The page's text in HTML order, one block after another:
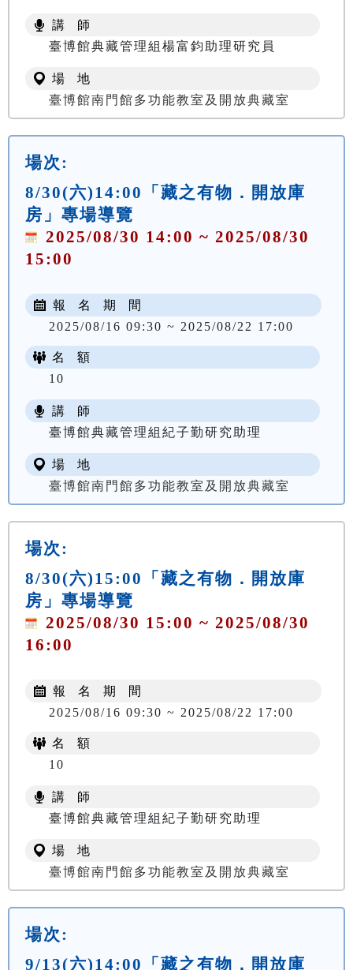
講 師
臺博館典藏管理組楊富鈞助理研究員
場 地
臺博館南門館多功能教室及開放典藏室
場次:
8/30(六)14:00「藏之有物．開放庫
房」專場導覽
2025/08/30 14:00 ~ 2025/08/30
15:00
報 名 期 間
2025/08/16 09:30 ~ 2025/08/22 17:00
名 額
10
講 師
臺博館典藏管理組紀子勤研究助理
場 地
臺博館南門館多功能教室及開放典藏室
場次:
8/30(六)15:00「藏之有物．開放庫
房」專場導覽
2025/08/30 15:00 ~ 2025/08/30
16:00
報 名 期 間
2025/08/16 09:30 ~ 2025/08/22 17:00
名 額
10
講 師
臺博館典藏管理組紀子勤研究助理
場 地
臺博館南門館多功能教室及開放典藏室
場次:
9/13(六)14:00「藏之有物．開放庫